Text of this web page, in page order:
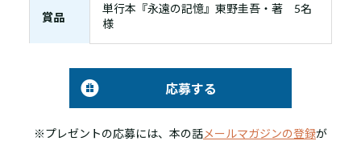
賞品
単行本『永遠の記憶』東野圭吾・著 5名
様
応募する
※プレゼントの応募には、本の話メールマガジンの登録が